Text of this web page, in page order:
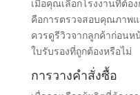
คือการติดต่อโรงงานแล
ต้องเตรียมข้อมูลเกี่ยวกับ
ต้องการ จากนั้นทางโรงง
ให้คุณสามารถตัดสินใจได้
การเลือกผู้ผลิต